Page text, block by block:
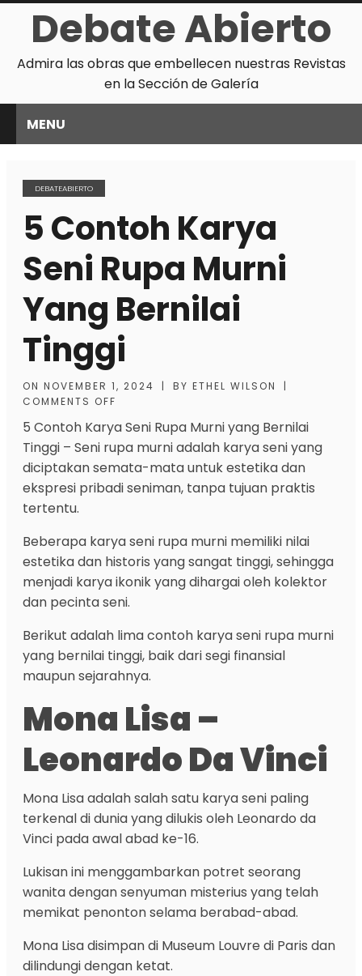
Debate Abierto
Admira las obras que embellecen nuestras Revistas
en la Sección de Galería
MENU
DEBATEABIERTO
5 Contoh Karya
Seni Rupa Murni
Yang Bernilai
Tinggi
ON NOVEMBER 1, 2024 | BY ETHEL WILSON
|
COMMENTS OFF
5 Contoh Karya Seni Rupa Murni yang Bernilai
Tinggi – Seni rupa murni adalah karya seni yang
diciptakan semata-mata untuk estetika dan
ekspresi pribadi seniman, tanpa tujuan praktis
tertentu.
Beberapa karya seni rupa murni memiliki nilai
estetika dan historis yang sangat tinggi, sehingga
menjadi karya ikonik yang dihargai oleh kolektor
dan pecinta seni.
Berikut adalah lima contoh karya seni rupa murni
yang bernilai tinggi, baik dari segi finansial
maupun sejarahnya.
Mona Lisa –
Leonardo Da Vinci
Mona Lisa adalah salah satu karya seni paling
terkenal di dunia yang dilukis oleh Leonardo da
Vinci pada awal abad ke-16.
Lukisan ini menggambarkan potret seorang
wanita dengan senyuman misterius yang telah
memikat penonton selama berabad-abad.
Mona Lisa disimpan di Museum Louvre di Paris dan
dilindungi dengan ketat.